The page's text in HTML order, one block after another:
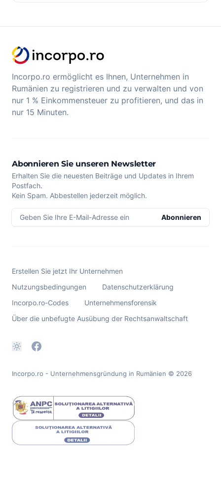
Incorpo.ro ermöglicht es Ihnen, Unternehmen in
Rumänien zu registrieren und zu verwalten und von
nur 1 % Einkommensteuer zu profitieren, und das in
nur 15 Minuten.
Abonnieren Sie unseren Newsletter
Erhalten Sie die neuesten Beiträge und Updates in Ihrem
Postfach.
Kein Spam. Abbestellen jederzeit möglich.
Geben Sie Ihre E-Mail-Adresse ein Abonnieren
Erstellen Sie jetzt Ihr Unternehmen
Nutzungsbedingungen
Datenschutzerklärung
Incorpo.ro-Codes
Unternehmensforensik
Über die unbefugte Ausübung der Rechtsanwaltschaft
Incorpo.ro - Unternehmensgründung in Rumänien © 2026